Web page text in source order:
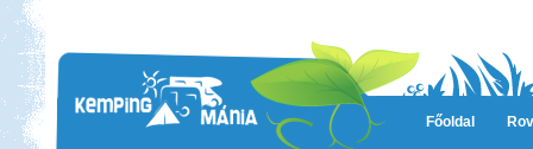
Főoldal